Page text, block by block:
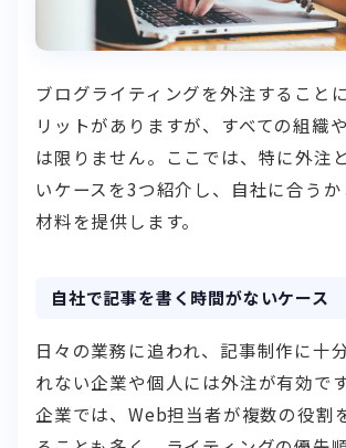
ブログライティングを外注すること
リットがありますが、すべての組織
は限りません。ここでは、特に外注
いケースを3つ紹介し、自社に合う
材料を提供します。
自社で記事を書く時間がないケース
日々の業務に追われ、記事制作に十
れない企業や個人には外注が有効で
企業では、Web担当者が複数の役割